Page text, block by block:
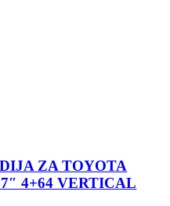
ZA TOYOTA
4+64 VERTICAL